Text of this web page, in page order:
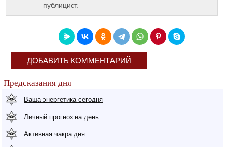
публицист.
ДОБАВИТЬ КОММЕНТАРИЙ
Предсказания дня
Ваша энергетика сегодня
Личный прогноз на день
Активная чакра дня